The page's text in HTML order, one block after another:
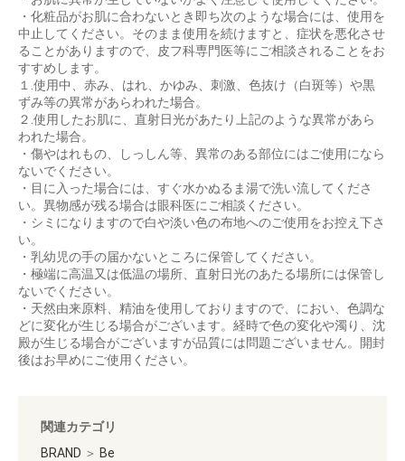
・化粧品がお肌に合わないとき即ち次のような場合には、使用を
中止してください。そのまま使用を続けますと、症状を悪化させ
ることがありますので、皮フ科専門医等にご相談されることをお
すすめします。
１.使用中、赤み、はれ、かゆみ、刺激、色抜け（白斑等）や黒
ずみ等の異常があらわれた場合。
２.使用したお肌に、直射日光があたり上記のような異常があら
われた場合。
・傷やはれもの、しっしん等、異常のある部位にはご使用になら
ないでください。
・目に入った場合には、すぐ水かぬるま湯で洗い流してくださ
い。異物感が残る場合は眼科医にご相談ください。
・シミになりますので白や淡い色の布地へのご使用をお控え下さ
い。
・乳幼児の手の届かないところに保管してください。
・極端に高温又は低温の場所、直射日光のあたる場所には保管し
ないでください。
・天然由来原料、精油を使用しておりますので、におい、色調な
どに変化が生じる場合がございます。経時で色の変化や濁り、沈
殿が生じる場合がございますが品質には問題ございません。開封
後はお早めにご使用ください。
関連カテゴリ
BRAND ＞ Be